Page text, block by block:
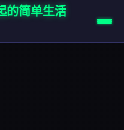
的简单生活